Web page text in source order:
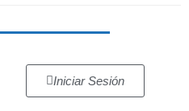
Iniciar Sesión